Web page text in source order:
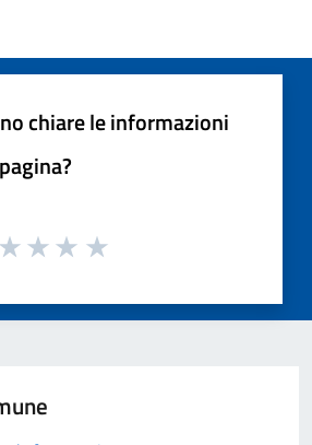
chiare le informazioni